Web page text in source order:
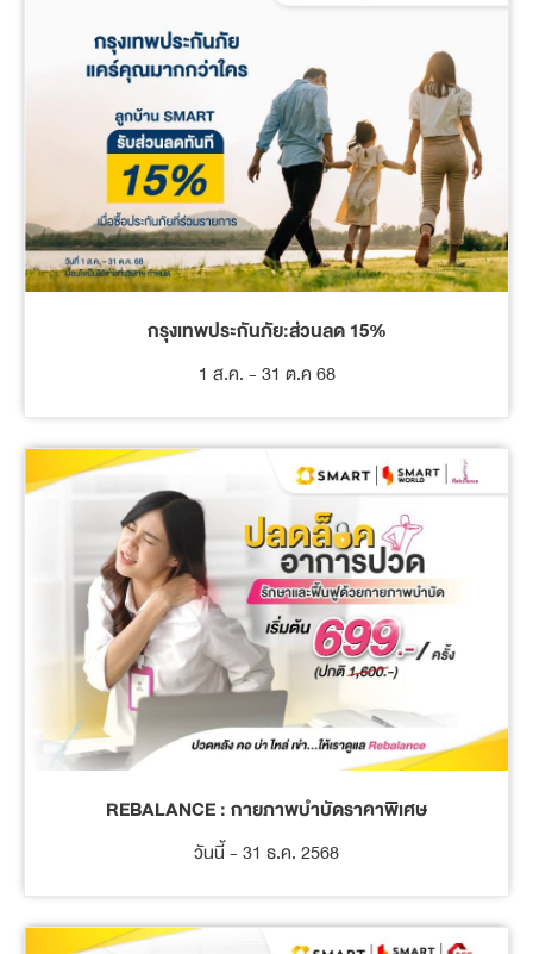
กรุงเทพประกันภัย:ส่วนลด 15%
1 ส.ค. - 31 ต.ค 68
REBALANCE : กายภาพบำบัดราคาพิเศษ
วันนี้ - 31 ธ.ค. 2568